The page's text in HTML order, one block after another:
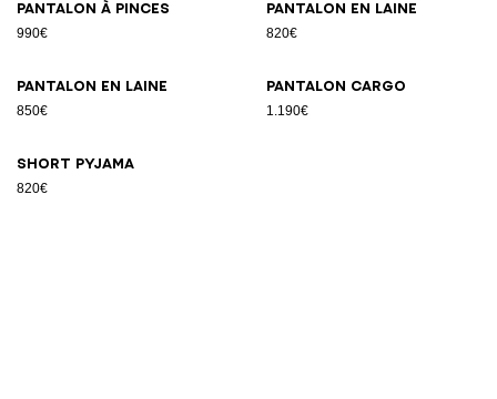
Pantalon à pinces
990€
Pantalon en laine
820€
Pantalon en laine
850€
Pantalon cargo
1.190€
Short pyjama
820€